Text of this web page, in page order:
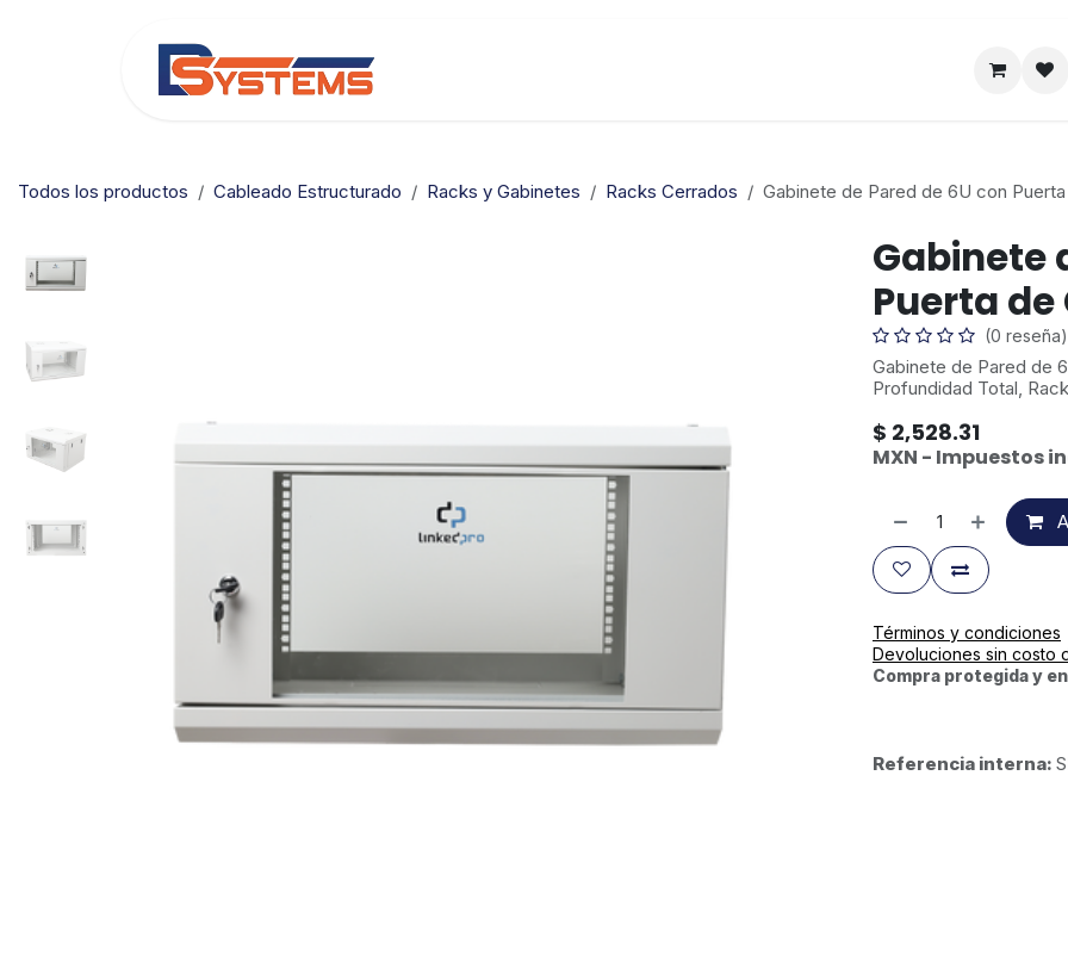
Todos los productos Cableado Estructurado Racks y Gabinetes Racks Cerrados Gabinete de Pared de 6U con
Gabinete
Puerta
(0 reseña)
Gabinete de Pared de
Profundidad Total,
$ 2,528.31
MXN - Impuestos
Términos y condiciones
Devoluciones sin costo
Compra protegida y
Referencia interna: